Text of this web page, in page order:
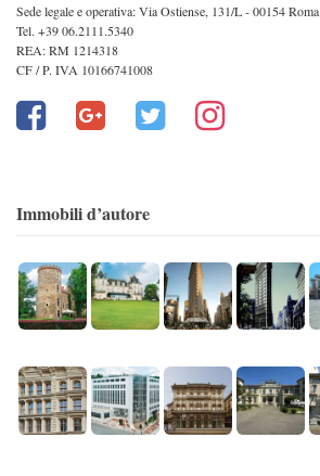
Sede legale e operativa: Via Ostiense, 131/L - 00154 Roma
Tel. +39 06.2111.5340
REA: RM 1214318
CF / P. IVA 10166741008
Immobili d’autore